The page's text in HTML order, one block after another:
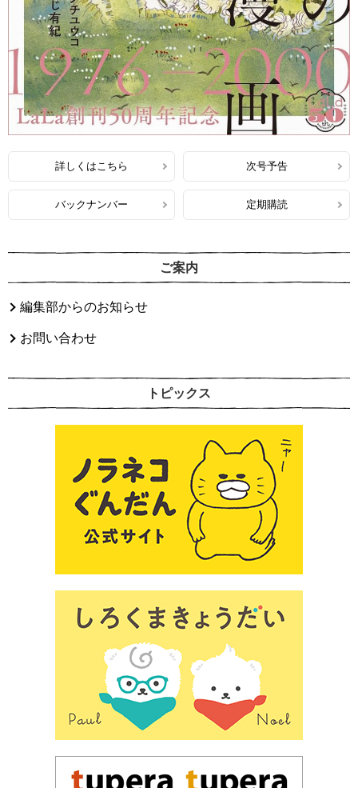
詳しくはこちら 次号予告
バックナンバー 定期購読
ご案内
編集部からのお知らせ
お問い合わせ
トピックス